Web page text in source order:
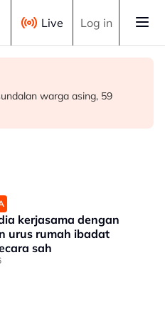
Live Log in
LHDN mula 'gempur'
sokong tindakan tegas
ketat
warga asing, 59
kerjasama dengan
urus rumah ibadat
sah